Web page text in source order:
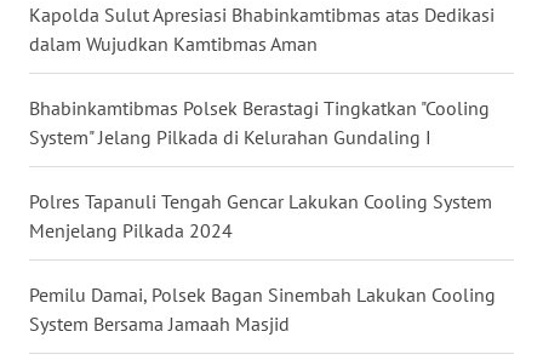
Kapolda Sulut Apresiasi Bhabinkamtibmas atas Dedikasi
dalam Wujudkan Kamtibmas Aman
Bhabinkamtibmas Polsek Berastagi Tingkatkan "Cooling
System" Jelang Pilkada di Kelurahan Gundaling I
Polres Tapanuli Tengah Gencar Lakukan Cooling System
Menjelang Pilkada 2024
Pemilu Damai, Polsek Bagan Sinembah Lakukan Cooling
System Bersama Jamaah Masjid
WN
GORONTALO
SULUT
WN
MALUKU
WN
MALUT